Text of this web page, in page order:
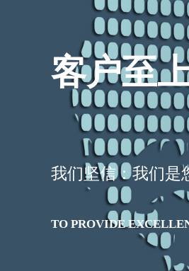
客户至
我们坚信：我们是
TO PROVIDE